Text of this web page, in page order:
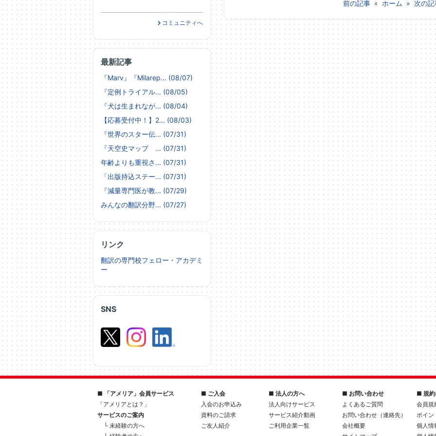
前の記事 « ホーム » 次の
SNS
最新記事
『Marv』『Milarep... (08/07)
『定例トライアル... (08/05)
『犬は生まれなが... (08/04)
【応募受付中！】2... (08/03)
『世界のスター伝... (07/31)
『天空史マップ ... (07/31)
年齢よりも重視さ... (07/31)
「出版持込ステー... (07/31)
『減量専門医が教... (07/29)
みんなの翻訳分野... (07/27)
リンク
翻訳の専門校フェロー・アカデミ
ー
コミュニティへ
■ 「アメリア」会員サービス
「アメリアとは？」
サービスのご案内
└ 未経験の方へ
■ ご入会
入会のお申込み
資料のご請求
ご友人紹介
■ 法人の方へ
法人向けサービス
サービス紹介動画
ご利用企業一覧
■ お問い合わせ
よくあるご質問
お問い合わせ（連絡先）
会社概要
■ 規約
会員規
ポイン
個人情